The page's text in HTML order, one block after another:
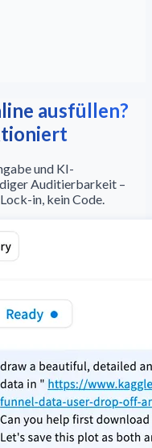
ausfüllen?
und KI-
Auditierbarkeit –
in, kein Code.